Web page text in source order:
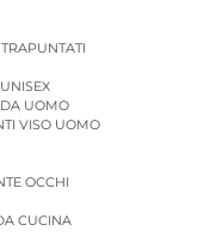
UOMO
VISO UOMO
OCCHI
CUCINA